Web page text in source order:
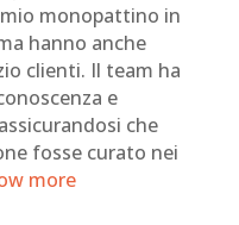
monopattino in
hanno anche
clienti. Il team ha
e
che
fosse curato nei
more